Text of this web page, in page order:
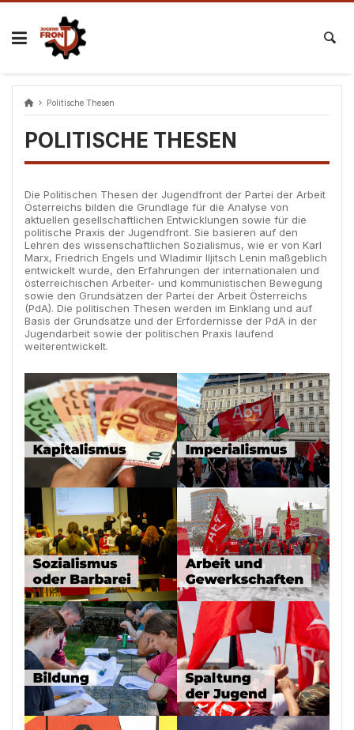
Skip
content
Politische Thesen
POLITISCHE THESEN
Die Politischen Thesen der Jugendfront der Partei der Arbeit
Österreichs bilden die Grundlage für die Analyse von
aktuellen gesellschaftlichen Entwicklungen sowie für die
politische Praxis der Jugendfront. Sie basieren auf den
Lehren des wissenschaftlichen Sozialismus, wie er von Karl
Marx, Friedrich Engels und Wladimir Iljitsch Lenin maßgeblich
entwickelt wurde, den Erfahrungen der internationalen und
österreichischen Arbeiter- und kommunistischen Bewegung
sowie den Grundsätzen der Partei der Arbeit Österreichs
(PdA). Die politischen Thesen werden im Einklang und auf
Basis der Grundsätze und der Erfordernisse der PdA in der
Jugendarbeit sowie der politischen Praxis laufend
weiterentwickelt.